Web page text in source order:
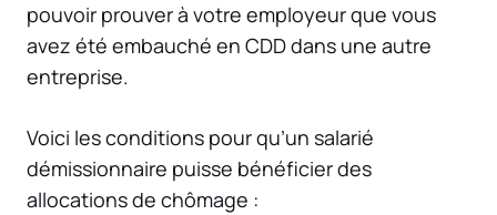
pouvoir prouver à votre employeur que vous
avez été embauché en CDD dans une autre
entreprise.
Voici les conditions pour qu’un salarié
démissionnaire puisse bénéficier des
allocations de chômage :